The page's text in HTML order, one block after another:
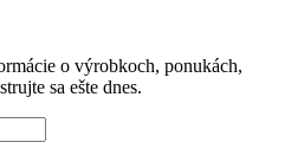
o výrobkoch, ponukách,
sa ešte dnes.